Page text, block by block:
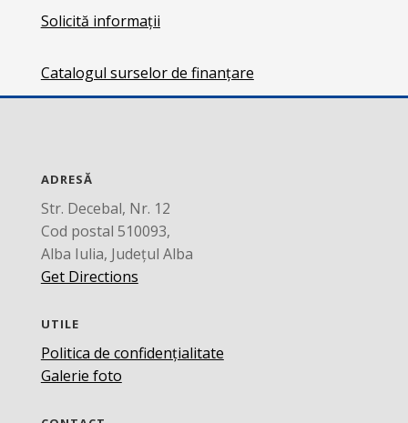
Solicită informații
Catalogul surselor de finanțare
ADRESĂ
Str. Decebal, Nr. 12
Cod postal 510093,
Alba Iulia, Județul Alba
Get Directions
UTILE
Politica de confidențialitate
Galerie foto